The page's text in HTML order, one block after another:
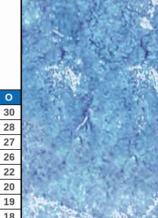
О
30
28
27
26
22
20
19